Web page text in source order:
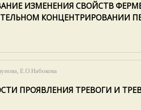
ИЗМЕНЕНИЯ СВОЙСТВ
КОНЦЕНТРИРОВАНИИ
Е.О.Набокова
ПРОЯВЛЕНИЯ ТРЕВОГИ И